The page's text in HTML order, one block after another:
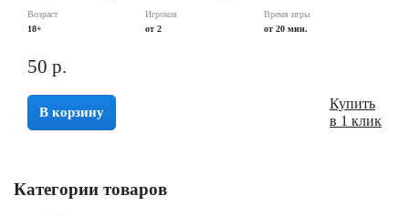
Возраст
18+
Игроков
от 2
Время игры
от 20 мин.
50 р.
В корзину
Купить
в 1 клик
Категории товаров